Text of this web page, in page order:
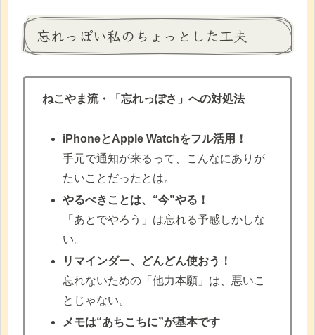
忘れっぽい私のちょっとした工夫
ねこやま流・「忘れっぽさ」への対処法
iPhoneとApple Watchをフル活用！
手元で通知が来るって、こんなにありが
たいことだったとは。
やるべきことは、“今”やる！
「あとでやろう」は忘れる予感しかしな
い。
リマインダー、どんどん使おう！
忘れないための「他力本願」は、悪いこ
とじゃない。
メモは“あちこちに”が基本です